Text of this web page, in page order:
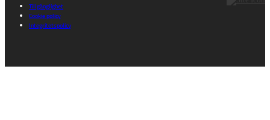
Tillgänglighet
Cookie policy
Integritetspolicy